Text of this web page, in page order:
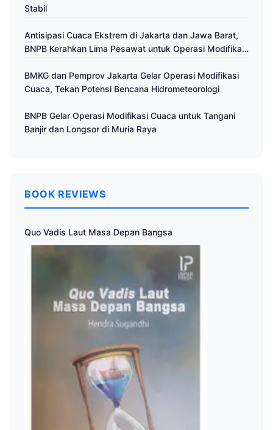
Stabil
Antisipasi Cuaca Ekstrem di Jakarta dan Jawa Barat,
BNPB Kerahkan Lima Pesawat untuk Operasi Modifikasi
BMKG dan Pemprov Jakarta Gelar Operasi Modifikasi
Cuaca, Tekan Potensi Bencana Hidrometeorologi
BNPB Gelar Operasi Modifikasi Cuaca untuk Tangani
Banjir dan Longsor di Muria Raya
BOOK REVIEWS
Quo Vadis Laut Masa Depan Bangsa